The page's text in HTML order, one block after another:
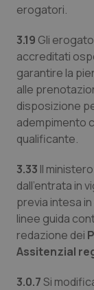
erogatori.
3.19 Gli
accreditati
garantire la
alle
disposizione
adempimento
qualificante.
3.33 Il
dall’entrata in
previa intesa
linee guida
redazione dei
Assitenzial
3.0.7Si